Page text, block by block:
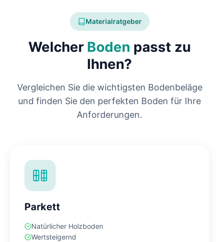
Materialratgeber
Welcher Boden passt zu
Ihnen?
Vergleichen Sie die wichtigsten Bodenbeläge
und finden Sie den perfekten Boden für Ihre
Anforderungen.
Parkett
Natürlicher Holzboden
Wertsteigernd